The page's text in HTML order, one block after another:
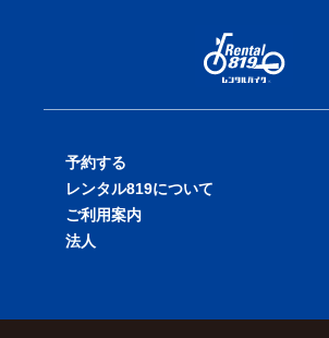
予約する
バイクを探す
店舗を探す
レンタル819について
料金表
ご利用案内
法人